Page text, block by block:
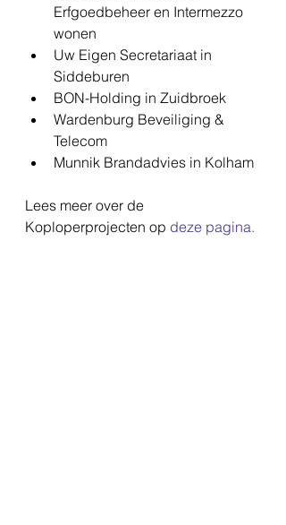
Erfgoedbeheer en Intermezzo
wonen
Uw Eigen Secretariaat in
Siddeburen
BON-Holding in Zuidbroek
Wardenburg Beveiliging &
Telecom
Munnik Brandadvies in Kolham
Lees meer over de
Koploperprojecten op deze pagina.